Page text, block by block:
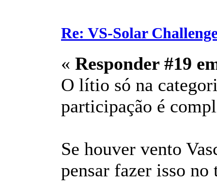
Re: VS-Solar
« Responder #19
O lítio só na
participação é
Se houver vento
pensar fazer isso